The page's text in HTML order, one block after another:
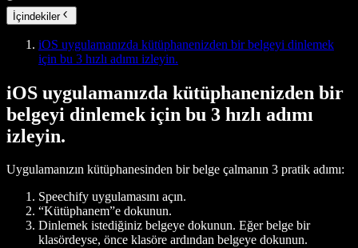
İçindekiler
iOS uygulamanızda kütüphanenizden bir belgeyi dinlemek
için bu 3 hızlı adımı izleyin.
iOS uygulamanızda kütüphanenizden bir
belgeyi dinlemek için bu 3 hızlı adımı
izleyin.
Uygulamanızın kütüphanesinden bir belge çalmanın 3 pratik adımı:
Speechify uygulamasını açın.
“Kütüphanem”e dokunun.
Dinlemek istediğiniz belgeye dokunun. Eğer belge bir
klasördeyse, önce klasöre ardından belgeye dokunun.